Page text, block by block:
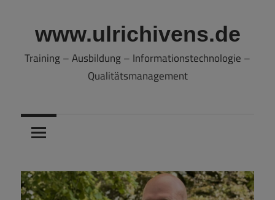
springen
www.ulrichivens.de
Training – Ausbildung – Informationstechnologie –
Qualitätsmanagement